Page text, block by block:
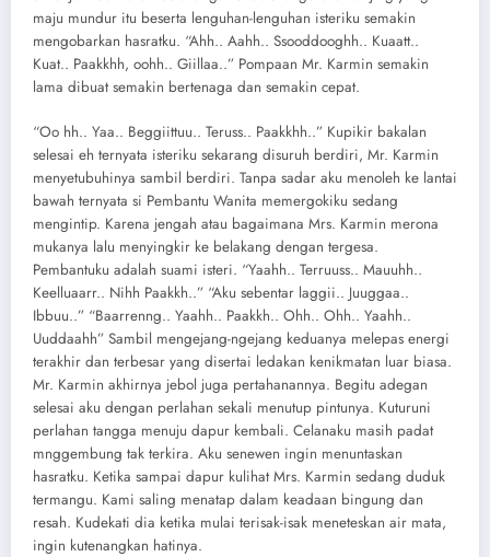
maju mundur itu beserta lenguhan-lenguhan isteriku semakin
mengobarkan hasratku. “Ahh.. Aahh.. Ssooddooghh.. Kuaatt..
Kuat.. Paakkhh, oohh.. Giillaa..” Pompaan Mr. Karmin semakin
lama dibuat semakin bertenaga dan semakin cepat.
“Oo hh.. Yaa.. Beggiittuu.. Teruss.. Paakkhh..” Kupikir bakalan
selesai eh ternyata isteriku sekarang disuruh berdiri, Mr. Karmin
menyetubuhinya sambil berdiri. Tanpa sadar aku menoleh ke lantai
bawah ternyata si Pembantu Wanita memergokiku sedang
mengintip. Karena jengah atau bagaimana Mrs. Karmin merona
mukanya lalu menyingkir ke belakang dengan tergesa.
Pembantuku adalah suami isteri. “Yaahh.. Terruuss.. Mauuhh..
Keelluaarr.. Nihh Paakkh..” “Aku sebentar laggii.. Juuggaa..
Ibbuu..” “Baarrenng.. Yaahh.. Paakkh.. Ohh.. Ohh.. Yaahh..
Uuddaahh” Sambil mengejang-ngejang keduanya melepas energi
terakhir dan terbesar yang disertai ledakan kenikmatan luar biasa.
Mr. Karmin akhirnya jebol juga pertahanannya. Begitu adegan
selesai aku dengan perlahan sekali menutup pintunya. Kuturuni
perlahan tangga menuju dapur kembali. Celanaku masih padat
mnggembung tak terkira. Aku senewen ingin menuntaskan
hasratku. Ketika sampai dapur kulihat Mrs. Karmin sedang duduk
termangu. Kami saling menatap dalam keadaan bingung dan
resah. Kudekati dia ketika mulai terisak-isak meneteskan air mata,
ingin kutenangkan hatinya.